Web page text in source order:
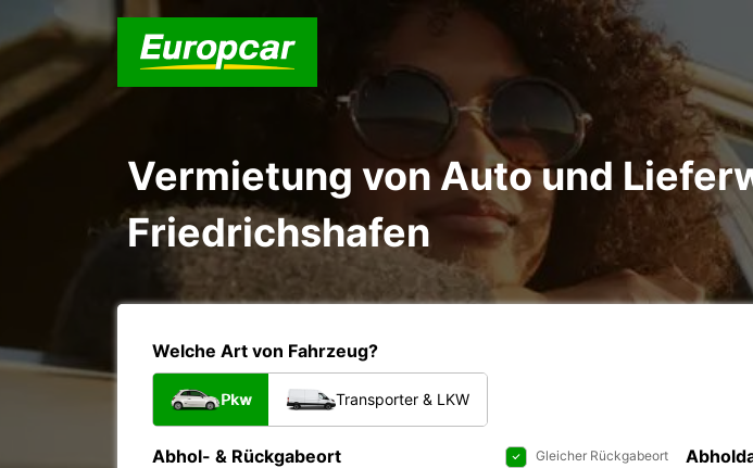
Vermietung von Auto und
Friedrichshafen
Welche Art von Fahrzeug?
Pkw Transporter & LKW
Abhol- & Rückgabeort Gleicher Rückgabeort